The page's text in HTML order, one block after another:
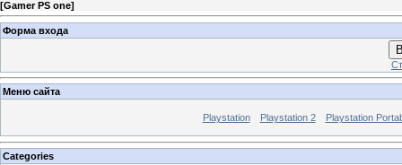
[Gamer PS one]
Форма входа
Меню сайта
Playstation Playstation 2 Playstation
Categories